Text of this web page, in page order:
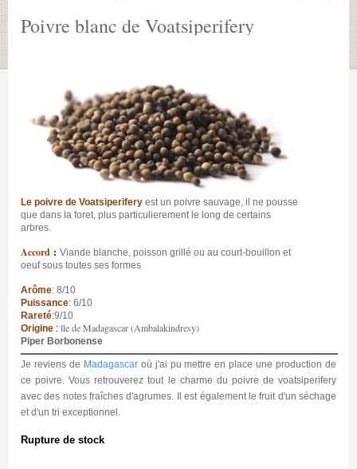
Poivre blanc de Voatsiperifery
Le poivre de Voatsiperifery est un poivre sauvage, il ne pousse
que dans la foret, plus particulierement le long de certains
arbres.
Accord : Viande blanche, poisson grillé ou au court-bouillon et
oeuf sous toutes ses formes
Arôme: 8/10
Puissance: 6/10
Rareté:9/10
Origine : île de Madagascar (Ambalakindresy)
Piper Borbonense
Je reviens de Madagascaroù j'ai pu mettre en place une production de
ce poivre. Vous retrouverez tout le charme du poivre de voatsiperifery
avec des notes fraîches d'agrumes. Il est également le fruit d'un séchage
et d'un tri exceptionnel.
Rupture de stock